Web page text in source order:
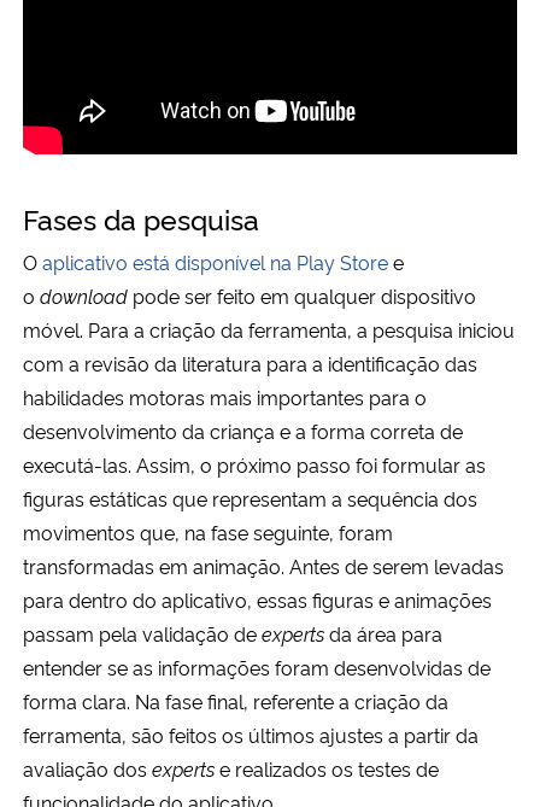
Fases da pesquisa
Oaplicativo está disponível na Play Storee
o download pode ser feito em qualquer dispositivo
móvel. Para a criação da ferramenta, a pesquisa iniciou
com a revisão da literatura para a identificação das
habilidades motoras mais importantes para o
desenvolvimento da criança e a forma correta de
executá-las. Assim, o próximo passo foi formular as
figuras estáticas que representam a sequência dos
movimentos que, na fase seguinte, foram
transformadas em animação. Antes de serem levadas
para dentro do aplicativo, essas figuras e animações
passam pela validação deexpertsda área para
entender se as informações foram desenvolvidas de
forma clara. Na fase final, referente a criação da
ferramenta, são feitos os últimos ajustes a partir da
avaliação dosexpertse realizados os testes de